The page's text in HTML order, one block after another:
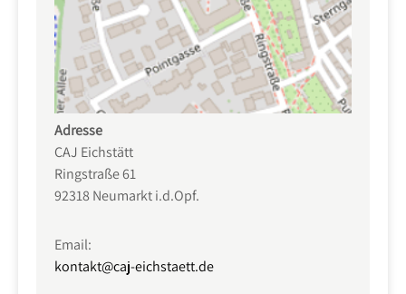
Adresse
CAJ Eichstätt
Ringstraße 61
92318 Neumarkt i.d.Opf.
Email:
kontakt@caj-eichstaett.de